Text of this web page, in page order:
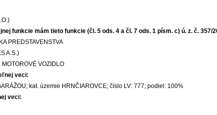
funkcie mám tieto funkcie (čl. 5 ods. 4 a čl. 7 ods. 1 písm. c) ú. z. č. 357/
PREDSTAVENSTVA
A.S.)
VOZIDLO
veci:
kat. územie HRNČIAROVCE; číslo LV: 777; podiel: 100%
veci: